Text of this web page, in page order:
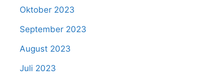
Oktober 2023
September 2023
August 2023
Juli 2023